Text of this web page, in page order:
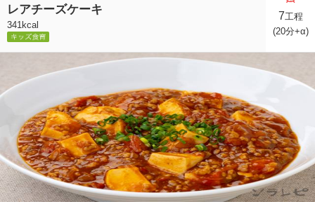
レアチーズケーキ
341kcal
7工程
(20分+α)